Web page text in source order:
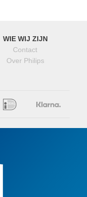
WIE WIJ ZIJN
Contact
Over Philips